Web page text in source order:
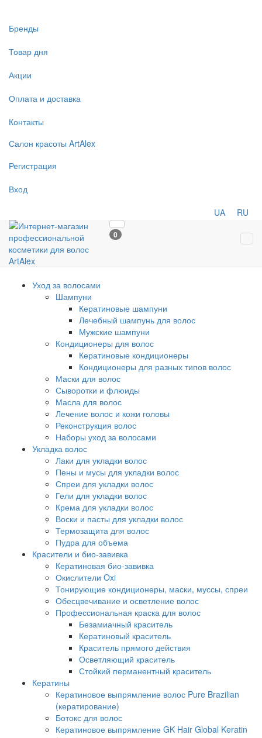
Бренды
Товар дня
Акции
Оплата и доставка
Контакты
Салон красоты ArtAlex
Регистрация
Вход
UA RU
0
Уход за волосами
Шампуни
Кератиновые шампуни
Лечебный шампунь для волос
Мужские шампуни
Кондиционеры для волос
Кератиновые кондиционеры
Кондиционеры для разных типов волос
Маски для волос
Сыворотки и флюиды
Масла для волос
Лечение волос и кожи головы
Реконструкция волос
Наборы уход за волосами
Укладка волос
Лаки для укладки волос
Пены и мусы для укладки волос
Спреи для укладки волос
Гели для укладки волос
Крема для укладки волос
Воски и пасты для укладки волос
Термозащита для волос
Пудра для объема
Красители и био-завивка
Кератиновая био-завивка
Окислители Oxi
Тонирующие кондиционеры, маски, муссы, спреи
Обесцвечивание и осветление волос
Профессиональная краска для волос
Безамиачный краситель
Кератиновый краситель
Краситель прямого действия
Осветляющий краситель
Стойкий перманентный краситель
Кератины
Кератиновое выпрямление волос Pure Brazilian
(кератирование)
Ботокс для волос
Кератиновое выпрямление GK Hair Global Keratin